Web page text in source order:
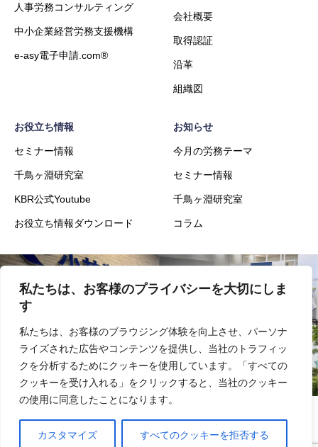
私たちは、お客様のプライバシーを大切にしま
す
私たちは、お客様のブラウジング体験を向上させ、パーソナ
ライズされた広告やコンテンツを提供し、当社のトラフィッ
クを分析するためにクッキーを使用しています。「すべての
クッキーを受け入れる」をクリックすると、当社のクッキー
の使用に同意したことになります。
カスタマイズ すべてのクッキーを拒否する
人事労務コンサルティング
中小企業経営労務支援機構
e-asy電子申請.com®
会社概要
取得認証
沿革
組織図
お役立ち情報
セミナー情報
千鳥ヶ淵研究室
KBR公式Youtube
お役立ち情報ダウンロード
お知らせ
今月の労務テーマ
セミナー情報
千鳥ヶ淵研究室
コラム
会社概要 事業内容
実績 採用
情報セキュリティ基本方針 プライバシーポリシー サイトマップ
お問い合わせ よくあるご質問